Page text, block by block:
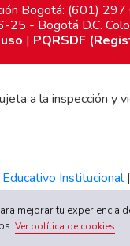
Bogotá: (601)
25 - Bogotá D.C.
| PQRSDF
a la inspección
Institucional|
mejorar tu experiencia
Ver política de cookies